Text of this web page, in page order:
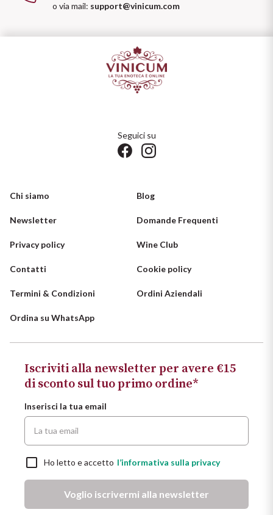
o via mail: support@vinicum.com
Seguici su
Chi siamo Blog
Newsletter Domande Frequenti
Privacy policy Wine Club
Contatti Cookie policy
Termini & Condizioni Ordini Aziendali
Ordina su WhatsApp
Iscriviti alla newsletter per avere €15
di sconto sul tuo primo ordine*
Inserisci la tua email
Ho letto e accetto l’informativa sulla privacy
Voglio iscrivermi alla newsletter